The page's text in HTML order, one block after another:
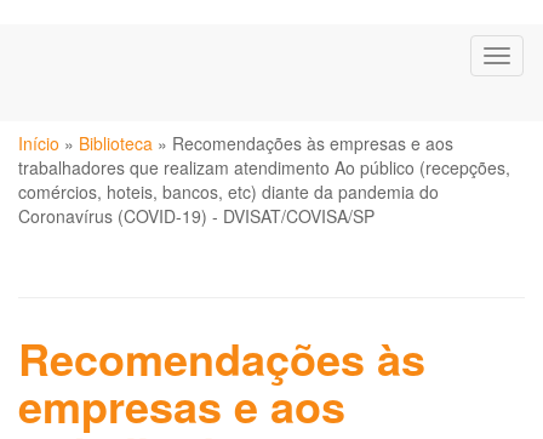
principal
Você
está
aqui
Início » Biblioteca » Recomendações às empresas e aos
trabalhadores que realizam atendimento Ao público (recepções,
comércios, hoteis, bancos, etc) diante da pandemia do
Coronavírus (COVID-19) - DVISAT/COVISA/SP
Recomendações às
empresas e aos